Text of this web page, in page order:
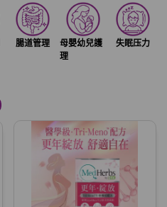
腸道管理
母嬰幼兒護
理
失眠压力